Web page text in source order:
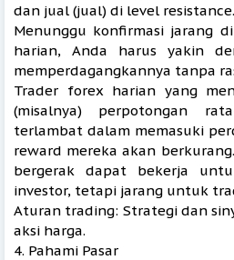
dan jual (jual) di level resistance.
Menunggu konfirmasi jarang
harian, Anda harus yakin
memperdagangkannya tanpa
Trader forex harian yang
(misalnya) perpotongan
terlambat dalam memasuki
reward mereka akan
bergerak dapat bekerja
investor, tetapi jarang untuk
Aturan trading: Strategi dan
aksi harga.
4. Pahami Pasar